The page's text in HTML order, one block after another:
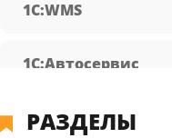
1С:WMS
1С:Автосервис
1С:Бухгалтерия
РАЗДЕЛЫ